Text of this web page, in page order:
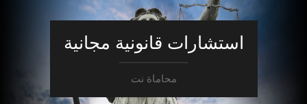
استشارات قانونية مجانية
محاماة نت